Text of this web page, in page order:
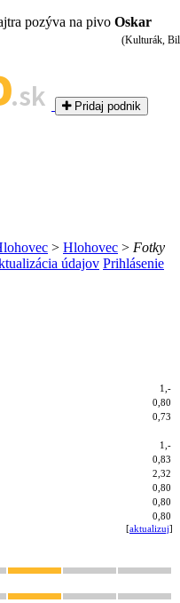
pozýva na pivo Oskar
.sk Pridaj podnik
> Hlohovec > Fotky
údajov Prihlásenie
1,-
0,80
0,73
1,-
0,83
2,32
0,80
0,80
0,80
[aktualizuj]
(Kulturák,